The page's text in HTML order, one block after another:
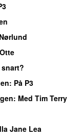
: På P3
: Med Tim Terry
Jane Lea